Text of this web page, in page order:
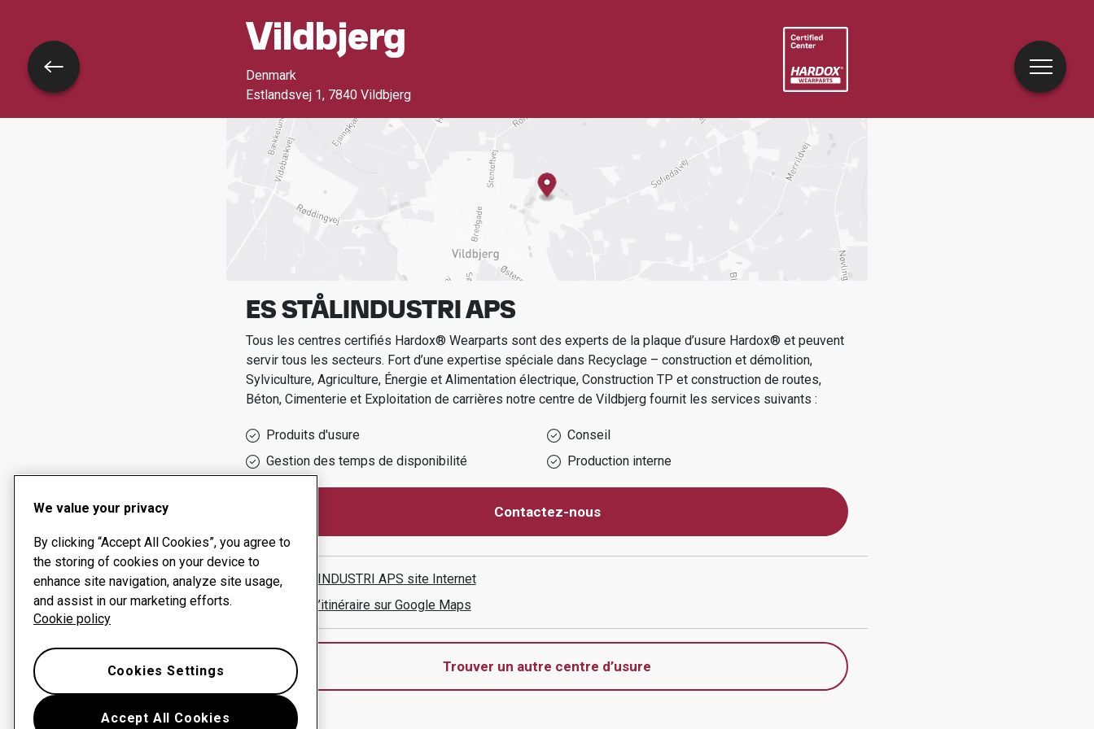
Vildbjerg
Denmark
Estlandsvej 1, 7840 Vildbjerg
ES STÅLINDUSTRI APS
Tous les centres certifiés Hardox® Wearparts sont des experts de la plaque d’usure Hardox® et peuvent
servir tous les secteurs. Fort d’une expertise spéciale dans Recyclage – construction et démolition,
Sylviculture, Agriculture, Énergie et Alimentation électrique, Construction TP et construction de routes,
Béton, Cimenterie et Exploitation de carrières notre centre de Vildbjergfournit les services suivants :
Produits d'usure
Conseil
Gestion des temps de disponibilité
Production interne
Contactez-nous
ES STÅLINDUSTRI APS site Internet
Afficher l’itinéraire sur Google Maps
Trouver un autre centre d’usure
Retour
We value your privacy
By clicking “Accept All Cookies”, you agree to
the storing of cookies on your device to
enhance site navigation, analyze site usage,
and assist in our marketing efforts.
Cookie policy
Accept All Cookies
Cookies Settings